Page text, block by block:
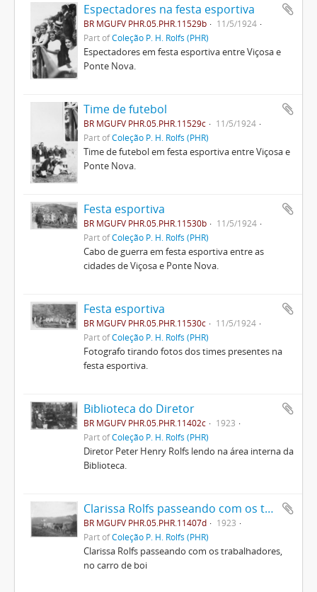
Espectadores na festa esportiva
BR MGUFV PHR.05.PHR.11529b
11/5/1924
Part ofColeção P. H. Rolfs (PHR)
Espectadores em festa esportiva entre Viçosa e
Ponte Nova.
Time de futebol
BR MGUFV PHR.05.PHR.11529c
11/5/1924
Part ofColeção P. H. Rolfs (PHR)
Time de futebol em festa esportiva entre Viçosa e
Ponte Nova.
Festa esportiva
BR MGUFV PHR.05.PHR.11530b
11/5/1924
Part ofColeção P. H. Rolfs (PHR)
Cabo de guerra em festa esportiva entre as
cidades de Viçosa e Ponte Nova.
Festa esportiva
BR MGUFV PHR.05.PHR.11530c
11/5/1924
Part ofColeção P. H. Rolfs (PHR)
Fotografo tirando fotos dos times presentes na
festa esportiva.
Biblioteca do Diretor
BR MGUFV PHR.05.PHR.11402c
1923
Part ofColeção P. H. Rolfs (PHR)
Diretor Peter Henry Rolfs lendo na área interna da
Biblioteca.
Clarissa Rolfs passeando com os trabalhadores, no carro de boi
BR MGUFV PHR.05.PHR.11407d
1923
Part ofColeção P. H. Rolfs (PHR)
Clarissa Rolfs passeando com os trabalhadores,
no carro de boi